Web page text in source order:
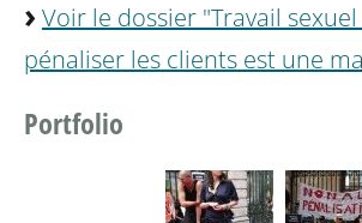
Voir le dossier "Travail
pénaliser les clients est une
Portfolio